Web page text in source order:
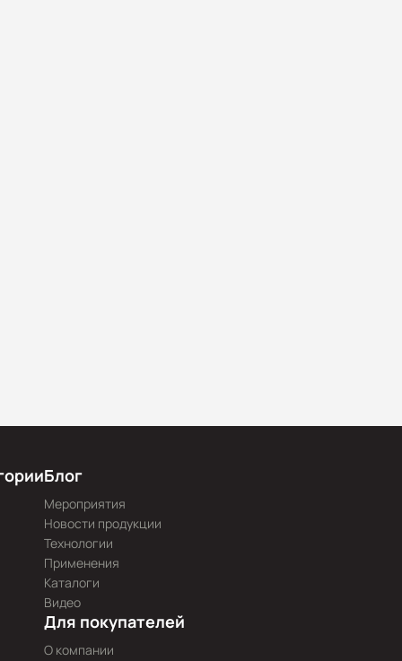
Блог
Мероприятия
Новости продукции
Технологии
Применения
Каталоги
Видео
Для покупателей
О компании